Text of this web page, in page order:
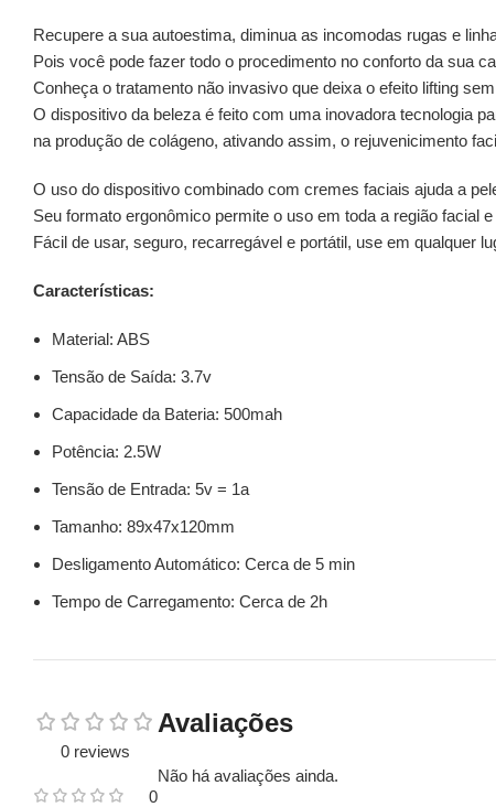
Recupere a sua autoestima, diminua as incomodas rugas e
Pois você pode fazer todo o procedimento no conforto da sua
Conheça o tratamento não invasivo que deixa o efeito lifting
O dispositivo da beleza é feito com uma inovadora tecnologia
na produção de colágeno, ativando assim, o rejuvenicimento
O uso do dispositivo combinado com cremes faciais ajuda a
Seu formato ergonômico permite o uso em toda a região facial
Fácil de usar, seguro, recarregável e portátil, use em qualquer
Características:
Material: ABS
Tensão de Saída: 3.7v
Capacidade da Bateria: 500mah
Potência: 2.5W
Tensão de Entrada: 5v = 1a
Tamanho: 89x47x120mm
Desligamento Automático: Cerca de 5 min
Tempo de Carregamento: Cerca de 2h
0 reviews
0
Avaliações
Não há avaliações ainda.